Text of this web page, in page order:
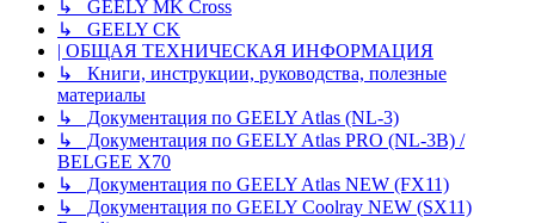
↳ GEELY MK Cross
↳ GEELY CK
| ОБЩАЯ ТЕХНИЧЕСКАЯ ИНФОРМАЦИЯ
↳ Книги, инструкции, руководства, полезные
материалы
↳ Документация по GEELY Atlas (NL-3)
↳ Документация по GEELY Atlas PRO (NL-3B) /
BELGEE X70
↳ Документация по GEELY Atlas NEW (FX11)
↳ Документация по GEELY Coolray NEW (SX11)